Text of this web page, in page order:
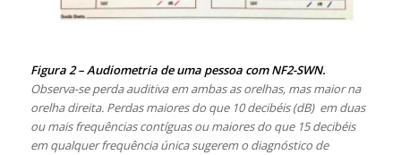
Figura 2 – Audiometria de uma pessoa com NF2-SWN.
Observa-se perda auditiva em ambas as orelhas, mas maior na
orelha direita. Perdas maiores do que 10 decibéis (dB) em duas
ou mais frequências contíguas ou maiores do que 15 decibéis
em qualquer frequência única sugerem o diagnóstico de